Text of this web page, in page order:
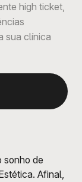
high ticket,
sua clínica
sonho de
Afinal,